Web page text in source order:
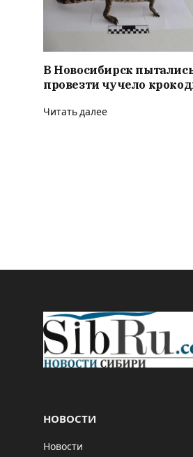
В Новосибирск
провезти чучело
Читать далее
НОВОСТИ
Новости